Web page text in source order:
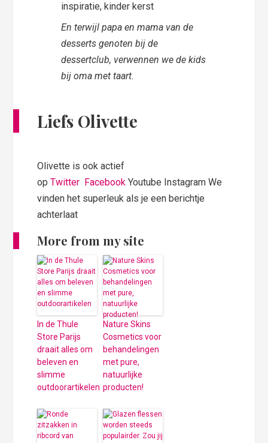
En terwijl papa en mama van de
desserts genoten bij de
dessertclub, verwennen we de kids
bij oma met taart.
Liefs Olivette
Olivette is ook actief
opTwitter Facebook Youtube Instagram We
vinden het superleuk als je een berichtje
achterlaat
More from my site
In de Thule
Store Parijs
draait alles om
beleven en
slimme
outdoorartikelen
Nature Skins
Cosmetics voor
behandelingen
met pure,
natuurlijke
producten!